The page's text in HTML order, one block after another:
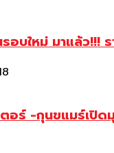
อบใหม่ มาแล้ว!!!
อร์ -กุนขแมร์เปิ